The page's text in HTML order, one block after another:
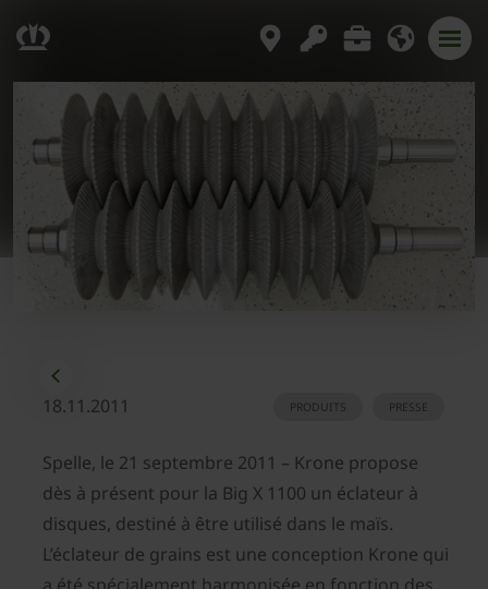
18.11.2011 PRESSE
PRODUITS
Spelle, le 21 septembre 2011 – Krone propose
dès à présent pour la Big X 1100 un éclateur à
disques, destiné à être utilisé dans le maïs.
L’éclateur de grains est une conception Krone qui